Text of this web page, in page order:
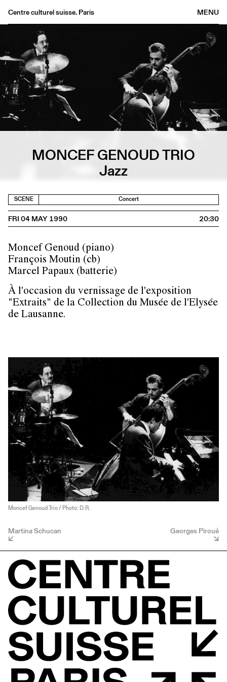
MENU
Centre culturel suisse. Paris
Bookshop
Buvette
Archives
Medias
Publications
About
MONCEF GENOUD TRIO
Jazz
SCENE Concert
FRI 04 MAY 1990 20:30
Moncef Genoud (piano)
François Moutin (cb)
Marcel Papaux (batterie)
À l'occasion du vernissage de l'exposition
"Extraits" de la Collection du Musée de l'Elysée
de Lausanne.
Moncef Genoud Trio / Photo: D.R.
Martina Schucan Georges Piroué